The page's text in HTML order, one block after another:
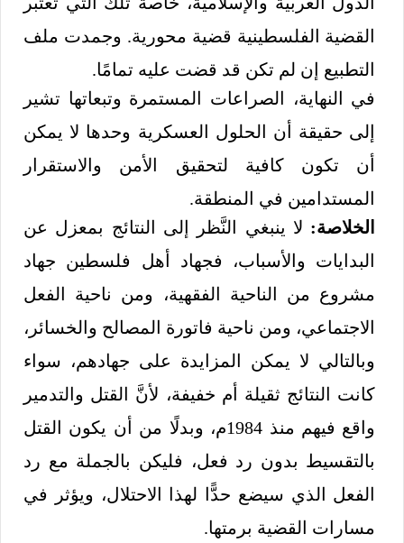
القضية الفلسطينية قضية محورية. وجمدت ملف
التطبيع إن لم تكن قد قضت عليه تمامًا.
في النهاية، الصراعات المستمرة وتبعاتها تشير
إلى حقيقة أن الحلول العسكرية وحدها لا يمكن
أن تكون كافية لتحقيق الأمن والاستقرار
المستدامين في المنطقة.
الخلاصة: لا ينبغي النَّظر إلى النتائج بمعزل عن
البدايات والأسباب، فجهاد أهل فلسطين جهاد
مشروع من الناحية الفقهية، ومن ناحية الفعل
الاجتماعي، ومن ناحية فاتورة المصالح والخسائر،
وبالتالي لا يمكن المزايدة على جهادهم، سواء
كانت النتائج ثقيلة أم خفيفة، لأنَّ القتل والتدمير
واقع فيهم منذ 1984م، وبدلًا من أن يكون القتل
بالتقسيط بدون رد فعل، فليكن بالجملة مع رد
الفعل الذي سيضع حدًّا لهذا الاحتلال، ويؤثر في
مسارات القضية برمتها.